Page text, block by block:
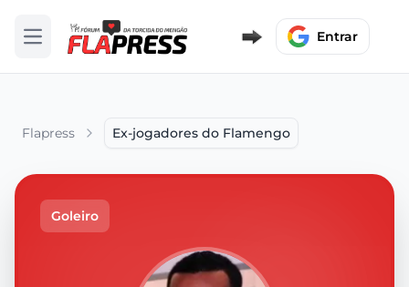
Abrir menu Entrar
Flapress Ex-jogadores do Flamengo
Goleiro